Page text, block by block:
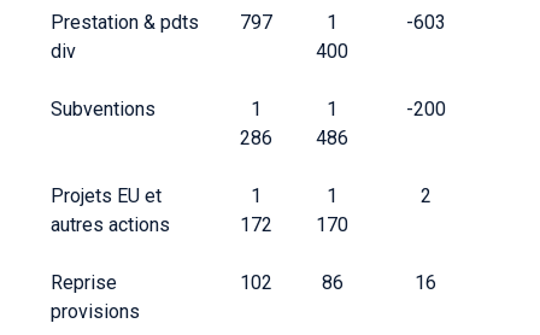
Prestation & pdts
div
797
1
400
-603
Subventions
1
286
1
486
-200
Projets EU et
autres actions
1
172
1
170
2
Reprise
provisions
102 86 16